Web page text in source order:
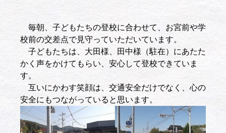
毎朝、子どもたちの登校に合わせて、お宮前や学
校前の交差点で見守っていただいています。
子どもたちは、大田様、田中様（駐在）にあたた
かく声をかけてもらい、安心して登校できていま
す。
互いにかわす笑顔は、交通安全だけでなく、心の
安全にもつながっていると思います。